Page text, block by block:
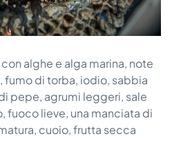
alghe e alga marina, note
fumo di torba, iodio, sabbia
pepe, agrumi leggeri, sale
fuoco lieve, una manciata di
cuoio, frutta secca